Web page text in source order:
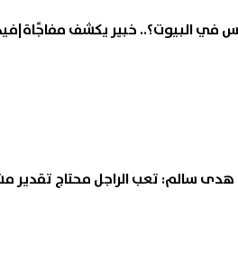
في البيوت؟.. خبير يكشف
سالم: تعب الراجل محتاج تقدير